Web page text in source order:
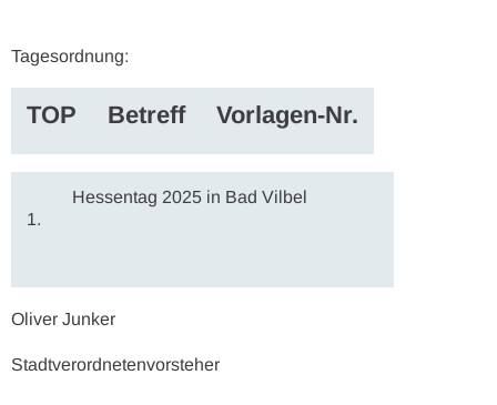
Tagesordnung:
TOP Betreff Vorlagen-Nr.
1.
Hessentag 2025 in Bad Vilbel
Oliver Junker
Stadtverordnetenvorsteher